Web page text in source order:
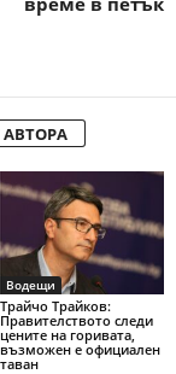
Водещи
Трайчо Трайков:
Правителството следи
цените на горивата,
възможен е официален
таван